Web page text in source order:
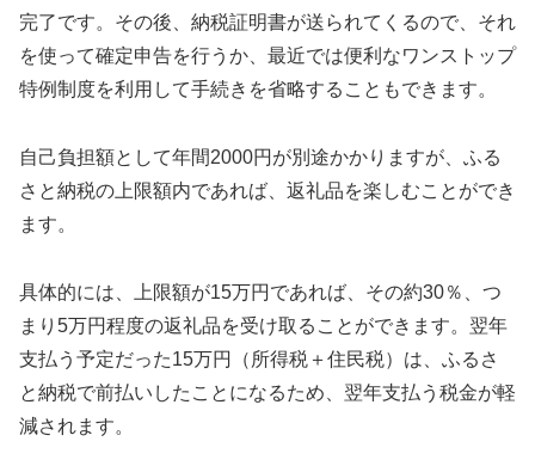
完了です。その後、納税証明書が送られてくるので、それ
を使って確定申告を行うか、最近では便利なワンストップ
特例制度を利用して手続きを省略することもできます。
自己負担額として年間2000円が別途かかりますが、ふる
さと納税の上限額内であれば、返礼品を楽しむことができ
ます。
具体的には、上限額が15万円であれば、その約30％、つ
まり5万円程度の返礼品を受け取ることができます。翌年
支払う予定だった15万円（所得税＋住民税）は、ふるさ
と納税で前払いしたことになるため、翌年支払う税金が軽
減されます。